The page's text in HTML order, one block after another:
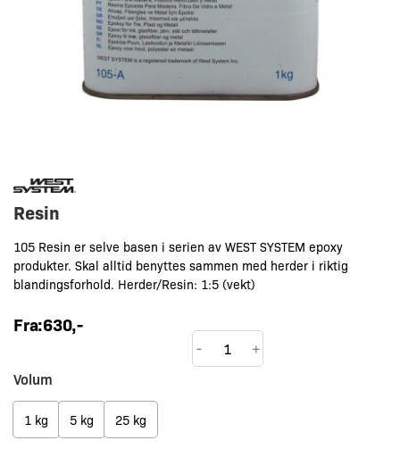
Resin
105 Resin er selve basen i serien av WEST SYSTEM epoxy
produkter. Skal alltid benyttes sammen med herder i riktig
blandingsforhold. Herder/Resin: 1:5 (vekt)
Fra:630,-
Resin
antall
- +
Volum
1 kg 5 kg 25 kg